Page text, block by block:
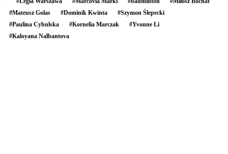
#Mateusz Golas #Dominik Kwinta #Szymon Ślepecki
#Paulina Cybulska #Kornelia Marczak #Yvonne Li
#Kaloyana Nalbantova